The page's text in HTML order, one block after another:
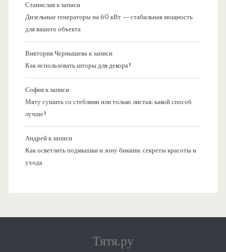
Станиславк записи
Дизельные генераторы на 60 кВт — стабильная мощность
для вашего объекта
Виктория Чернышевак записи
Как использовать шторы для декора?
Софияк записи
Мяту сушить со стеблями или только листья: какой способ
лучше?
Андрейк записи
Как осветлить подмышки и зону бикини: секреты красоты и
ухода
Тятя.ру